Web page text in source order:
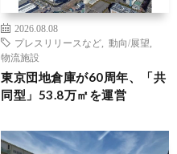
2026.08.08
プレスリリースなど
動向/展望
物流施設
東京団地倉庫が60周年、「共
同型」53.8万㎡を運営